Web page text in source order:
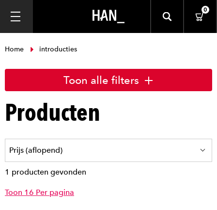
0
Home introducties
Toon alle filters
Producten
1 producten gevonden
Toon 16 Per pagina